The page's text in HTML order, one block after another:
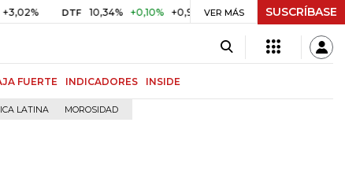
DTF 10,34% +0,10% +0,98% UVR $ 416,86 +$ 0,05 +0,01%
VER MÁS SUSCRÍBASE
FUERTE INDICADORES INSIDE
LATINA MOROSIDAD